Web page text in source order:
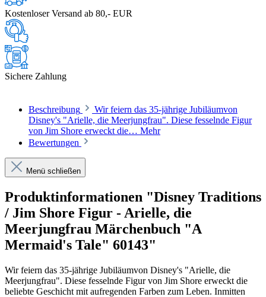
Kostenloser Versand ab 80,- EUR
Sichere Zahlung
Beschreibung
Wir feiern das 35-jährige Jubiläumvon
Disney's "Arielle, die Meerjungfrau". Diese fesselnde Figur
von Jim Shore erweckt die… Mehr
Bewertungen
Menü schließen
Produktinformationen "Disney Traditions
/ Jim Shore Figur - Arielle, die
Meerjungfrau Märchenbuch "A
Mermaid's Tale" 60143"
Wir feiern das 35-jährige Jubiläumvon Disney's "Arielle, die
Meerjungfrau". Diese fesselnde Figur von Jim Shore erweckt die
beliebte Geschicht mit aufregenden Farben zum Leben. Inmitten